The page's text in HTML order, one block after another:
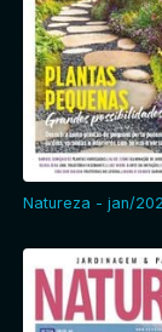
Natureza - jan/